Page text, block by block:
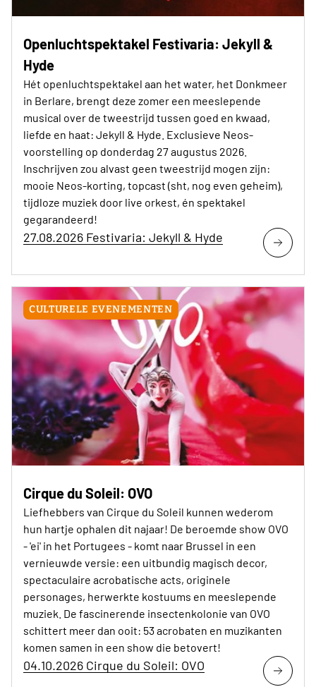
Openluchtspektakel Festivaria: Jekyll &
Hyde
Hét openluchtspektakel aan het water, het Donkmeer
in Berlare, brengt deze zomer een meeslepende
musical over de tweestrijd tussen goed en kwaad,
liefde en haat: Jekyll & Hyde. Exclusieve Neos-
voorstelling op donderdag 27 augustus 2026.
Inschrijven zou alvast geen tweestrijd mogen zijn:
mooie Neos-korting, topcast (sht, nog even geheim),
tijdloze muziek door live orkest, én spektakel
gegarandeerd!
27.08.2026 Festivaria: Jekyll & Hyde
CULTURELE EVENEMENTEN
Cirque du Soleil: OVO
Liefhebbers van Cirque du Soleil kunnen wederom
hun hartje ophalen dit najaar! De beroemde show OVO
- 'ei' in het Portugees - komt naar Brussel in een
vernieuwde versie: een uitbundig magisch decor,
spectaculaire acrobatische acts, originele
personages, herwerkte kostuums en meeslepende
muziek. De fascinerende insectenkolonie van OVO
schittert meer dan ooit: 53 acrobaten en muzikanten
komen samen in een show die betovert!
04.10.2026 Cirque du Soleil: OVO